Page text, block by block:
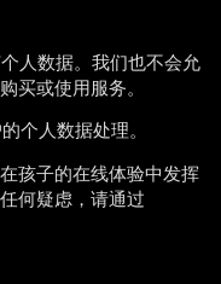
人数据。我们也不会允
买或使用服务。
个人数据处理。
孩子的在线体验中发挥
何疑虑，请通过